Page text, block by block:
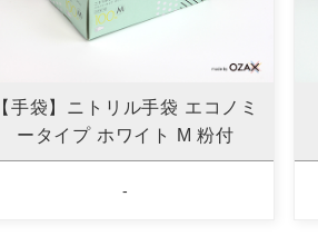
【手袋】ニトリル手袋 エコノミ
ータイプ ホワイト M 粉付
-